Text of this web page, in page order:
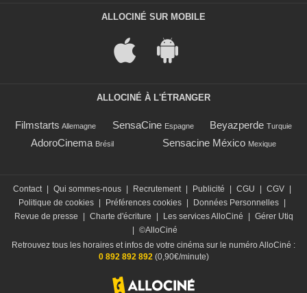
ALLOCINÉ SUR MOBILE
ALLOCINÉ À L'ÉTRANGER
Filmstarts Allemagne SensaCine Espagne Beyazperde Turquie
AdoroCinema Brésil Sensacine México Mexique
Contact Qui sommes-nous Recrutement Publicité CGU CGV
Politique de cookies
Préférences cookies Données Personnelles
Revue de presse
Charte d'écriture Les services AlloCiné
Gérer Utiq
©AlloCiné
Retrouvez tous les horaires et infos de votre cinéma sur le numéro AlloCiné :
0 892 892 892(0,90€/minute)